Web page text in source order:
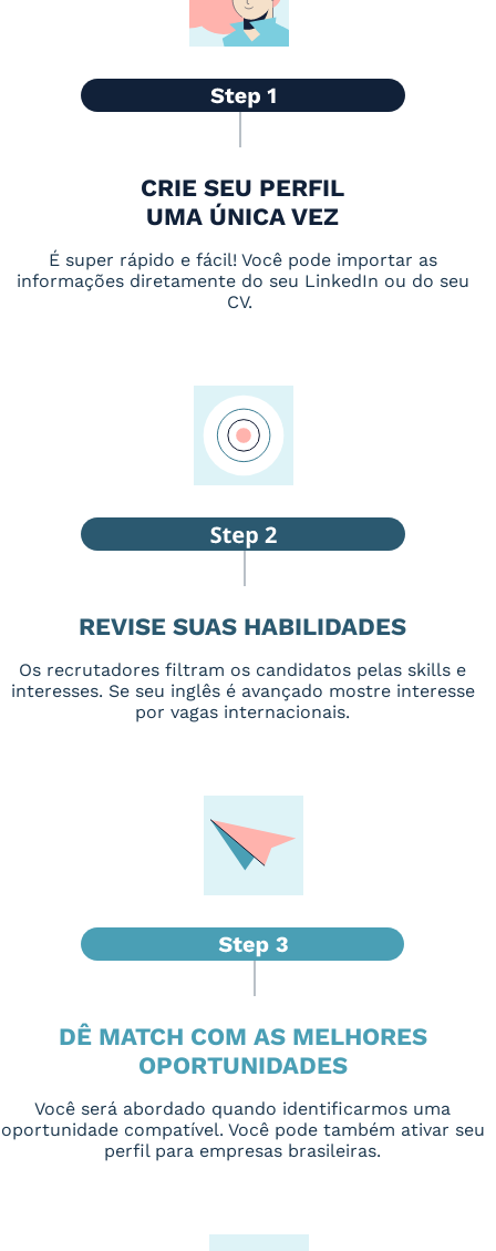
CRIE SEU PERFIL
UMA ÚNICA VEZ
É super rápido e fácil! Você pode importar as
informações diretamente do seu LinkedIn ou do seu
CV.
REVISE SUAS HABILIDADES
Os recrutadores filtram os candidatos pelas skills e
interesses. Se seu inglês é avançado mostre interesse
por vagas internacionais.
DÊ MATCH COM AS MELHORES
OPORTUNIDADES
Você será abordado quando identificarmos uma
oportunidade compatível. Você pode também ativar seu
perfil para empresas brasileiras.